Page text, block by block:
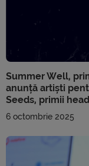
Summer Well,
anunță artiști
Seeds, primii
6 octombrie 2025